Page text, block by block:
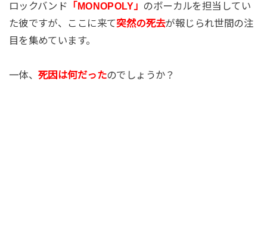
ロックバンド 「MONOPOLY」 のボーカルを担当してい
た彼ですが、ここに来て突然の死去が報じられ世間の注
目を集めています。
一体、死因は何だったのでしょうか？